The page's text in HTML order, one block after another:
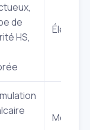
de
HS,
Élevée